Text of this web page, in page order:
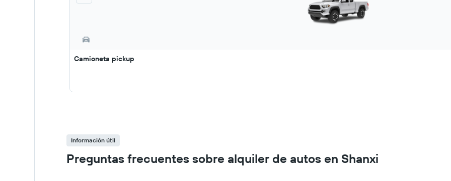
Camioneta pickup
Información útil
Preguntas frecuentes sobre alquiler de autos en Shanxi